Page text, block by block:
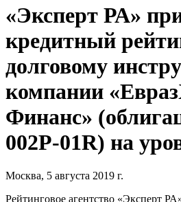
«Эксперт РА»
кредитный
долговому
компании
Финанс»
002P-01R) на
Москва, 5 августа 2019 г.
Рейтинговое агентство «Эксперт